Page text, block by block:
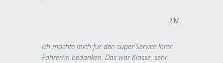
R.M.
Ich möchte mich für den super Service Ihrer
Fahrer/in bedanken. Das war Klasse, sehr